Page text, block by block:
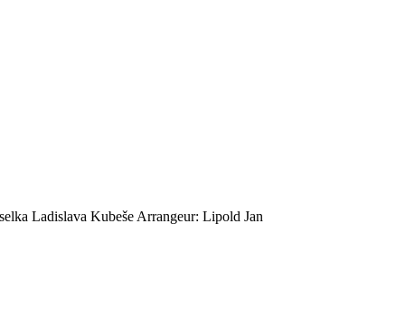
Ladislava Kubeše Arrangeur: Lipold Jan